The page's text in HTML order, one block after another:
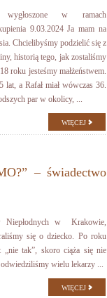
wygłoszone w ramach
9.03.2024 Ja mam na
Chcielibyśmy podzielić się z
historią tego, jak zostaliśmy
roku jesteśmy małżeństwem.
lat, a Rafał miał wówczas 36.
par w okolicy, ...
WIĘCEJ
– świadectwo
Niepłodnych w Krakowie,
się o dziecko. Po roku
„nie tak”, skoro ciąża się nie
wielu lekarzy ...
WIĘCEJ